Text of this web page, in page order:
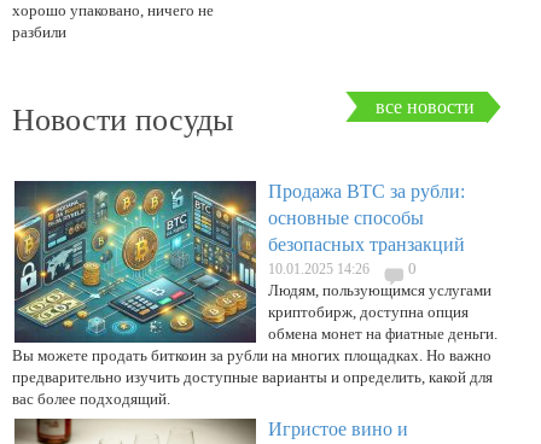
хорошо упаковано, ничего не
разбили
все новости
Новости посуды
Продажа BTC за рубли:
основные способы
безопасных транзакций
10.01.2025 14:26
0
Людям, пользующимся услугами
криптобирж, доступна опция
обмена монет на фиатные деньги.
Вы можете продать биткоин за рубли на многих площадках. Но важно
предварительно изучить доступные варианты и определить, какой для
вас более подходящий.
Игристое вино и